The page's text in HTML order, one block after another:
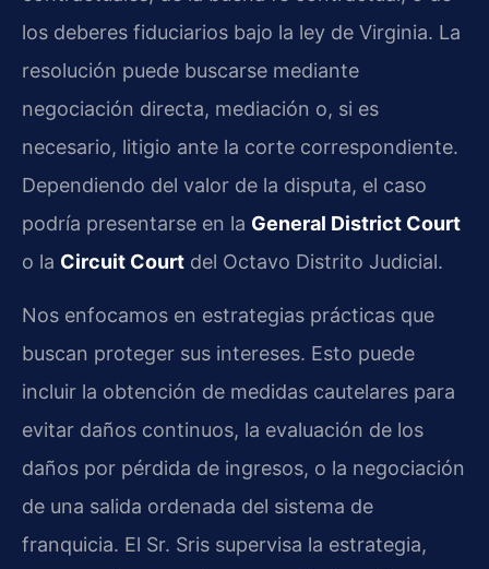
los deberes fiduciarios bajo la ley de Virginia. La
resolución puede buscarse mediante
negociación directa, mediación o, si es
necesario, litigio ante la corte correspondiente.
Dependiendo del valor de la disputa, el caso
podría presentarse en la General District Court
o la Circuit Court del Octavo Distrito Judicial.
Nos enfocamos en estrategias prácticas que
buscan proteger sus intereses. Esto puede
incluir la obtención de medidas cautelares para
evitar daños continuos, la evaluación de los
daños por pérdida de ingresos, o la negociación
de una salida ordenada del sistema de
franquicia. El Sr. Sris supervisa la estrategia,